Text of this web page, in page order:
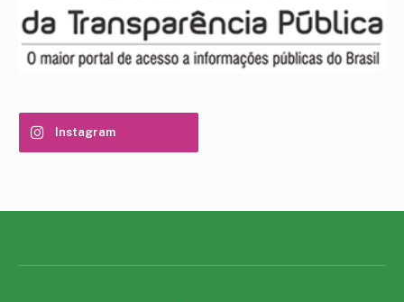
Instagram